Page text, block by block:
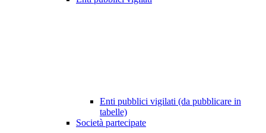
Enti pubblici vigilati (da pubblicare in
tabelle)
Società partecipate